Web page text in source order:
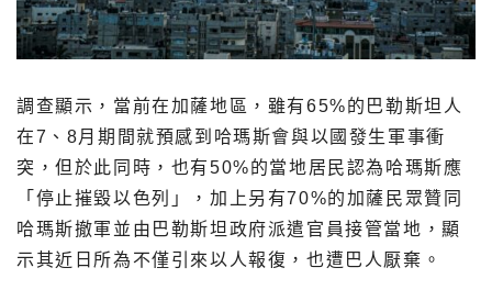
調查顯示，當前在加薩地區，雖有65%的巴勒斯坦人
在7、8月期間就預感到哈瑪斯會與以國發生軍事衝
突，但於此同時，也有50%的當地居民認為哈瑪斯應
「停止摧毀以色列」，加上另有70%的加薩民眾贊同
哈瑪斯撤軍並由巴勒斯坦政府派遣官員接管當地，顯
示其近日所為不僅引來以人報復，也遭巴人厭棄。